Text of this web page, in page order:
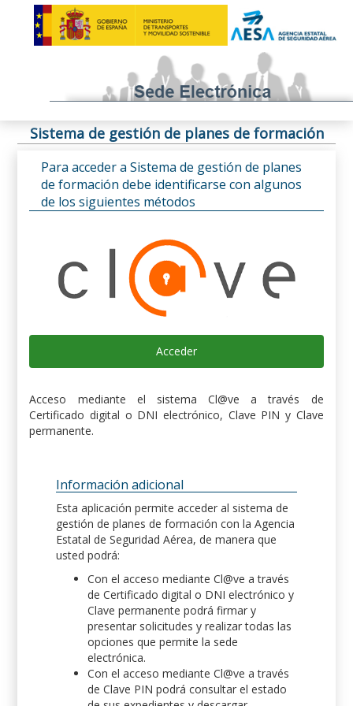
Sistema de gestión de planes de formación
Para acceder a Sistema de gestión de planes
de formación debe identificarse con algunos
de los siguientes métodos
Acceder
Acceso mediante el sistema Cl@ve a través de
Certificado digital o DNI electrónico, Clave PIN y Clave
permanente.
Información adicional
Esta aplicación permite acceder al sistema de
gestión de planes de formación con la Agencia
Estatal de Seguridad Aérea, de manera que
usted podrá:
Con el acceso mediante Cl@ve a través
de Certificado digital o DNI electrónico y
Clave permanente podrá firmar y
presentar solicitudes y realizar todas las
opciones que permite la sede
electrónica.
Con el acceso mediante Cl@ve a través
de Clave PIN podrá consultar el estado